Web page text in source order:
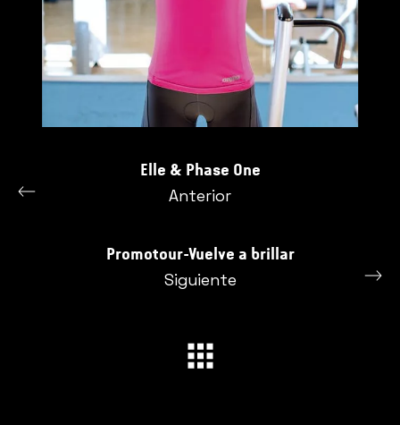
Elle & Phase One
Anterior
Promotour-Vuelve a brillar
Siguiente